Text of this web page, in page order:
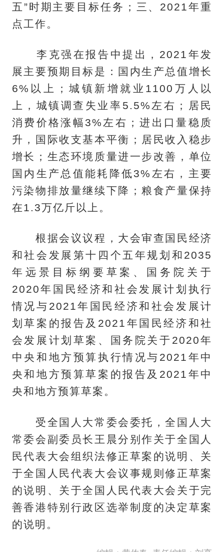
五”时期主要目标任务；三、2021年重
点工作。
李克强在报告中提出，2021年发
展主要预期目标是：国内生产总值增长
6%以上；城镇新增就业1100万人以
上，城镇调查失业率5.5%左右；居民
消费价格涨幅3%左右；进出口量稳质
升，国际收支基本平衡；居民收入稳步
增长；生态环境质量进一步改善，单位
国内生产总值能耗降低3%左右，主要
污染物排放量继续下降；粮食产量保持
在1.3万亿斤以上。
根据会议议程，大会审查国民经济
和社会发展第十四个五年规划和2035
年远景目标纲要草案、国务院关于
2020年国民经济和社会发展计划执行
情况与2021年国民经济和社会发展计
划草案的报告及2021年国民经济和社
会发展计划草案、国务院关于2020年
中央和地方预算执行情况与2021年中
央和地方预算草案的报告及2021年中
央和地方预算草案。
受全国人大常委会委托，全国人大
常委会副委员长王晨分别作关于全国人
民代表大会组织法修正草案的说明、关
于全国人民代表大会议事规则修正草案
的说明、关于全国人民代表大会关于完
善香港特别行政区选举制度的决定草案
的说明。